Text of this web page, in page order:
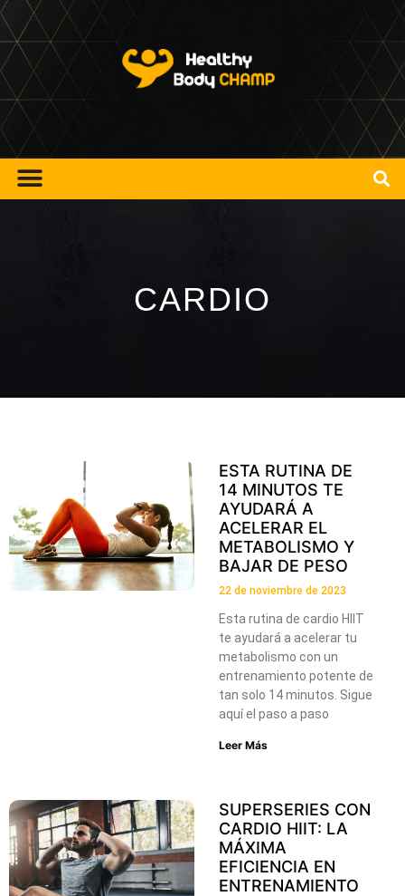
CARDIO
ESTA RUTINA DE
14 MINUTOS TE
AYUDARÁ A
ACELERAR EL
METABOLISMO Y
BAJAR DE PESO
22 de noviembre de 2023
Esta rutina de cardio HIIT
te ayudará a acelerar tu
metabolismo con un
entrenamiento potente de
tan solo 14 minutos. Sigue
aquí el paso a paso
Leer Más
SUPERSERIES CON
CARDIO HIIT: LA
MÁXIMA
EFICIENCIA EN
ENTRENAMIENTO